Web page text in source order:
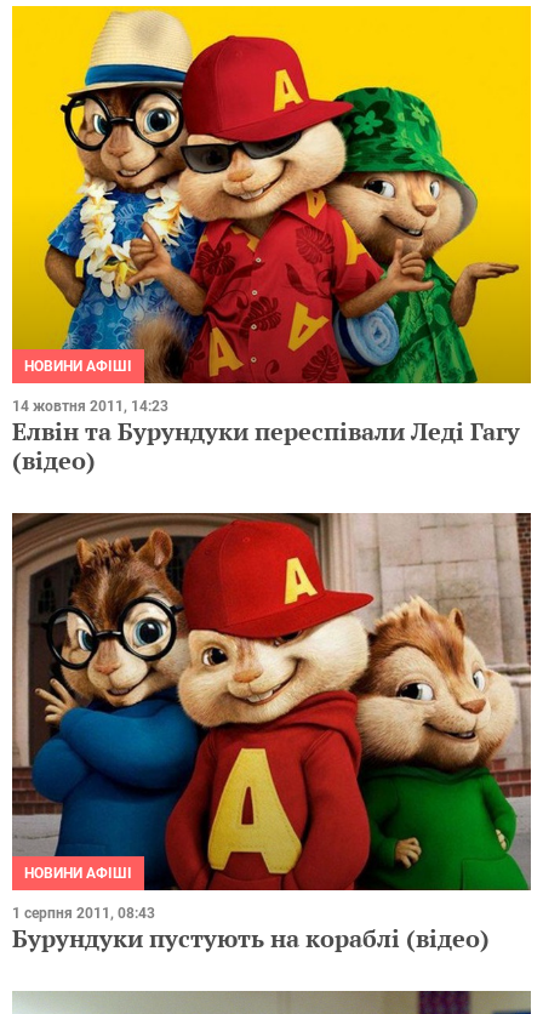
НОВИНИ АФІШІ
14 жовтня 2011, 14:23
Елвін та Бурундуки переспівали Леді Гагу
(відео)
НОВИНИ АФІШІ
1 серпня 2011, 08:43
Бурундуки пустують на кораблі (відео)